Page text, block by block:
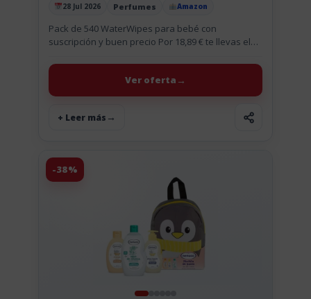
Publicado el
28 Jul 2026 Perfumes Amazon
Pack de 540 WaterWipes para bebé con
suscripción y buen precio Por 18,89 € te llevas el
recién nacidos...
+ Leer más
Ver oferta
-38%